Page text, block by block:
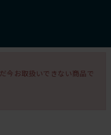
今お取扱いできない商品で